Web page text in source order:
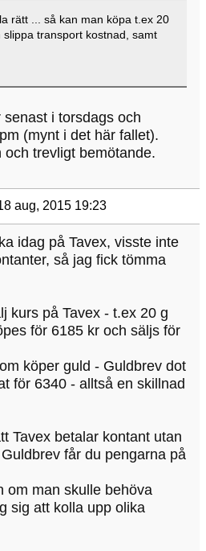
rätt ... så kan man köpa t.ex 20
transport kostnad, samt
i torsdags och
(mynt i det här fallet).
trevligt bemötande.
aug, 2015 19:23
idag på Tavex, visste inte
så jag fick tömma
kurs på Tavex - t.ex 20 g
för 6185 kr och säljs för
köper guld - Guldbrev dot
för 6340 - alltså en skillnad
Tavex betalar kontant utan
får du pengarna på
om man skulle behöva
sig att kolla upp olika